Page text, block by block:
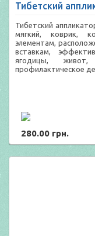
280.00 грн.
Тибетский
Тибетский
мягкий, коврик,
элементам,
вставкам,
ягодицы,
профилактическое